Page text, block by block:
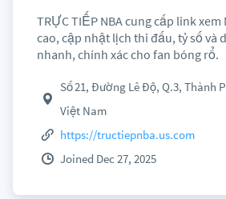
TRỰC TIẾP NBA cung cấp link
cao, cập nhật lịch thi đấu, tỷ số và
nhanh, chính xác cho fan bóng rổ.
Số 21, Đường Lê Độ, Q.3, Thành
Việt Nam
https://tructiepnba.us.com
Joined Dec 27, 2025